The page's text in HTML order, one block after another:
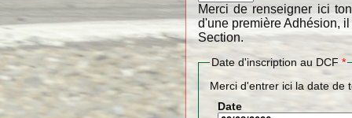
Merci de renseigner ici
d'une première Adhésion,
Section.
Date d'inscription au DCF *
Merci d'entrer ici la date de
Date